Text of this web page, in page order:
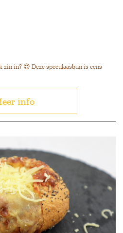
in? 😍 Deze speculaasbun is eens
info